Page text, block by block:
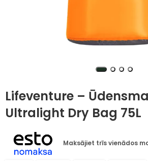
Lifeventure –
Ultralight Dry Bag 75L
Maksājiet trīs vienādos